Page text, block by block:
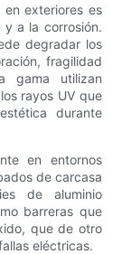
exteriores es
y a la corrosión.
degradar los
fragilidad
gama utilizan
rayos UV que
durante
en entornos
de carcasa
de aluminio
barreras que
que de otro
eléctricas.